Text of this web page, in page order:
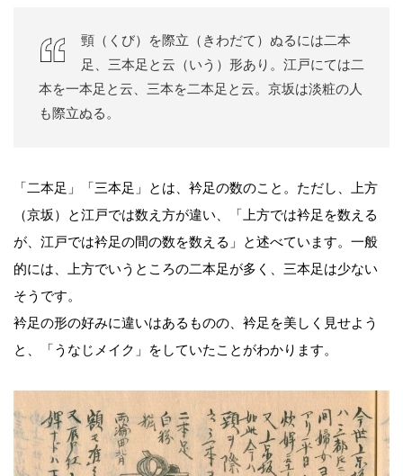
頸（くび）を際立（きわだて）ぬるには二本
足、三本足と云（いう）形あり。江戸にては二
本を一本足と云、三本を二本足と云。京坂は淡粧の人
も際立ぬる。
「二本足」「三本足」とは、衿足の数のこと。ただし、上方
（京坂）と江戸では数え方が違い、「上方では衿足を数える
が、江戸では衿足の間の数を数える」と述べています。一般
的には、上方でいうところの二本足が多く、三本足は少ない
そうです。
衿足の形の好みに違いはあるものの、衿足を美しく見せよう
と、「うなじメイク」をしていたことがわかります。